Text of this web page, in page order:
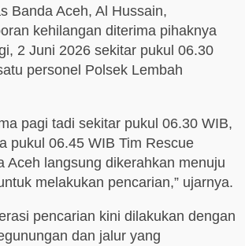
Banda Aceh, Al Hussain,
kehilangan diterima pihaknya
2 Juni 2026 sekitar pukul 06.30
personel Polsek Lembah
pagi tadi sekitar pukul 06.30 WIB,
pukul 06.45 WIB Tim Rescue
Aceh langsung dikerahkan menuju
melakukan pencarian,” ujarnya.
pencarian kini dilakukan dengan
dan jalur yang